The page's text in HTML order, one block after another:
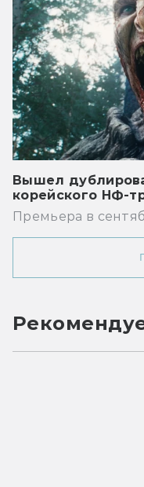
Вышел
корейского НФ-
Премьера в